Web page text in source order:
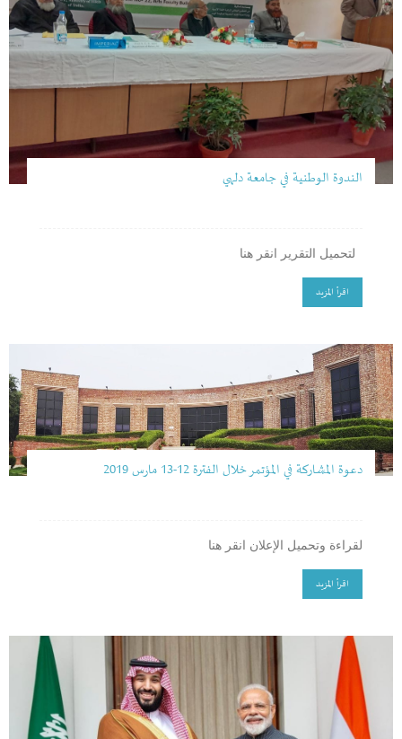
الندوة الوطنية في جامعة دلهي
اقرأ المزيد
دعوة المشاركة في المؤتمر خلال الفترة 12-13 مارس 2019
لقراءة وتحميل الإعلان انقر هنا
اقرأ المزيد